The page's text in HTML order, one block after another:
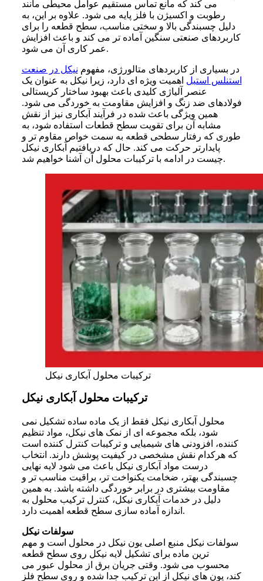
می کند که مانع تماس مستقیم عوامل محیطی مانند
رطوبت و اکسیژن با فلز پایه می شود. علاوه بر این، به
دلیل چسبندگی بالا و سختی مناسب، سطح قطعه را برای
کاربردهای صنعتی سنگین آماده تر می کند و باعث افزایش
عمر کاری آن می شود.
در بسیاری از کاربردهای متالورژی، مفهوم نیکل در صنعت
استنلس استیل اهمیت ویژه ای دارد، زیرا نیکل به عنوان یک
عنصر آلیاژی کلیدی باعث بهبود ساختار کریستالی
فولادهای ضد زنگ و افزایش مقاومت به خوردگی می شود.
همین ویژگی باعث شده در فرآیند آبکاری نیز از نقش
مشابه آن برای تقویت سطح قطعات استفاده شود، به
طوری که رفتار سطحی قطعه به سمت خواص مقاوم تر و
پایدارتر حرکت می کند. حال که دریافتیم آبکاری نیکل
چیست در ادامه با ترکیبات محلول آن آشنا خواهیم شد.
ترکیبات محلول آبکاری نیکل
ترکیبات محلول آبکاری نیکل
محلول آبکاری نیکل فقط از یک ماده ساده تشکیل نمی
شود، بلکه مجموعه ای از نمک های نیکل، مواد تنظیم
کننده، افزودنی های شیمیایی و ترکیبات کنترل کننده است
که هرکدام نقش مشخصی در کیفیت پوشش دارند. انتخاب
درست مواد آبکاری نیکل باعث می شود لایه نهایی
چسبندگی بهتر، ضخامت یکنواخت تر، براقیت مناسب تر و
مقاومت بیشتری در برابر خوردگی داشته باشد. به همین
دلیل در خدمات آبکاری نیکل، کنترل ترکیب محلول به
اندازه آماده سازی سطح قطعه اهمیت دارد.
سولفات نیکل
سولفات نیکل منبع اصلی یون نیکل در محلول است و مهم
ترین ماده برای تشکیل لایه نیکل روی سطح قطعه
محسوب می شود. وقتی جریان برق از محلول عبور می
کند، یون های نیکل از این ترکیب جدا شده و روی سطح فلز